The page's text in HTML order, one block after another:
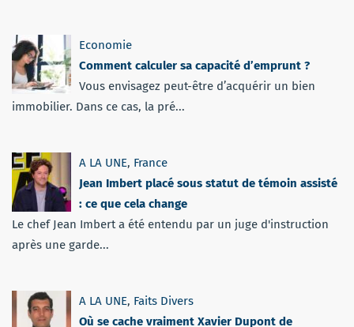
Economie
Comment calculer sa capacité d’emprunt ?
Vous envisagez peut-être d’acquérir un bien
immobilier. Dans ce cas, la pré...
A LA UNE, France
Jean Imbert placé sous statut de témoin assisté
: ce que cela change
Le chef Jean Imbert a été entendu par un juge d'instruction
après une garde...
A LA UNE, Faits Divers
Où se cache vraiment Xavier Dupont de